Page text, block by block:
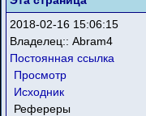
2018-02-16 15:06:15
Владелец:: Abram4
Постоянная ссылка
Просмотр
Исходник
Рефереры